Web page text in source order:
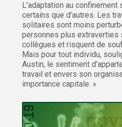
L’adaptation au
certains que d’autres. Les
solitaires sont moins
personnes plus extraverties
collègues et risquent de
Mais pour tout individu,
Austin, le sentiment
travail et envers son
importance capitale. »